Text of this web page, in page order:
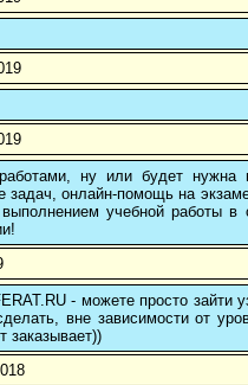
ну или будет нужна
задач, онлайн-помощь на
учебной работы в
- можете просто зайти
вне зависимости от
заказывает))